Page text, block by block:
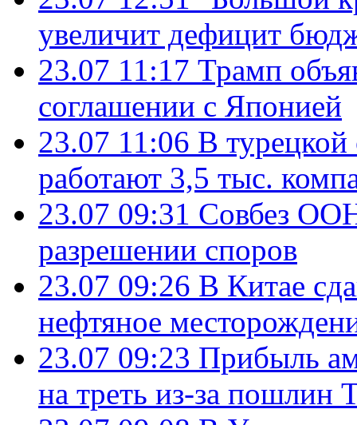
увеличит дефицит
23.07 11:17 Трамп
соглашении с Японией
23.07 11:06 В
работают 3,5 тыс.
23.07 09:31 Совбез
разрешении споров
23.07 09:26 В Китае
нефтяное
23.07 09:23 Прибыль
на треть из-за пошлин